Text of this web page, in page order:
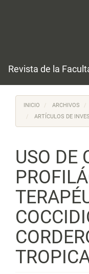
Revista de la
INICIO ARCHIVOS
ARTÍCULOS DE
USO DE